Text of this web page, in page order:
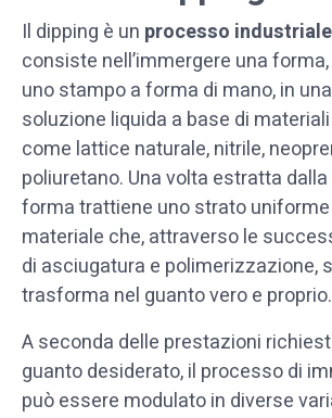
Il dipping è un processo industriale
consiste nell’immergere una
uno stampo a forma di mano, in una
soluzione liquida a base di
come lattice naturale, nitrile,
poliuretano. Una volta estratta
forma trattiene uno strato
materiale che, attraverso le
di asciugatura e polimerizzazione,
trasforma nel guanto vero e proprio.
A seconda delle prestazioni
guanto desiderato, il processo di
può essere modulato in diverse